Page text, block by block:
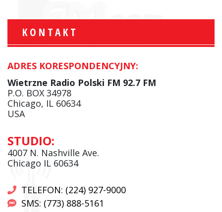
KONTAKT
ADRES KORESPONDENCYJNY:
Wietrzne Radio Polski FM 92.7 FM
P.O. BOX 34978
Chicago, IL 60634
USA
STUDIO:
4007 N. Nashville Ave.
Chicago IL 60634
TELEFON: (224) 927-9000
SMS: (773) 888-5161